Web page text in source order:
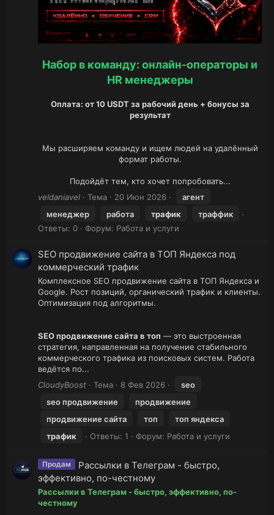
Набор в команду: онлайн-операторы и
HR менеджеры
Оплата: от 10 USDT за рабочий день + бонусы за
результат
Мы расширяем команду и ищем людей на удалённый
формат работы.
Подойдёт тем, кто хочет попробовать...​
veldaniavel
Тема 20 Июн 2026
агент
менеджер
работа трафик
траффик
Ответы: 0
Форум: Работа и услуги
SEO продвижение сайта в ТОП Яндекса под
коммерческий трафик
Комплексное SEO продвижение сайта в ТОП Яндекса и
Google. Рост позиций, органический трафик и клиенты.
Оптимизация под алгоритмы.
SEO продвижение сайта в топ — это выстроенная
стратегия, направленная на получение стабильного
коммерческого трафика из поисковых систем. Работа
ведётся по...
CloudyBoost
Тема 8 Фев 2026
seo
seo продвижение
продвижение
продвижение сайта
топ
топ яндекса
трафик
Ответы: 1 Форум: Работа и услуги
Продам
Рассылки в Телеграм - быстро,
эффективно, по-честному
Рассылки в Телеграм - быстро, эффективно, по-
честному